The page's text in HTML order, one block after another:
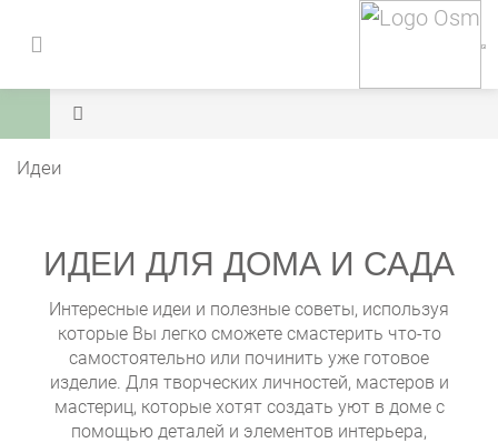
Идеи
ИДЕИ ДЛЯ ДОМА И САДА
Интересные идеи и полезные советы, используя
которые Вы легко сможете смастерить что-то
самостоятельно или починить уже готовое
изделие. Для творческих личностей, мастеров и
мастериц, которые хотят создать уют в доме с
помощью деталей и элементов интерьера,